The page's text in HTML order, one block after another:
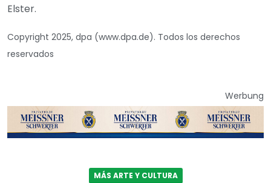
Elster.
Copyright 2025, dpa (www.dpa.de). Todos los derechos
reservados
Werbung
MÁS ARTE Y CULTURA